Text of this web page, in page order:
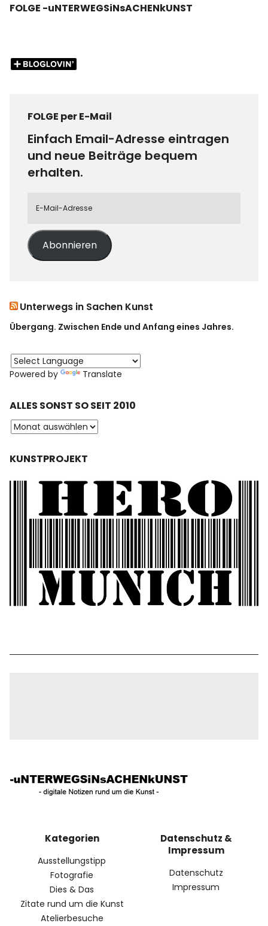
FOLGE -uNTERWEGSiNsACHENkUNST
FOLGE per E-Mail
Einfach Email-Adresse eintragen
und neue Beiträge bequem
erhalten.
Abonnieren
Unterwegs in Sachen Kunst
Übergang. Zwischen Ende und Anfang eines Jahres.
Powered by Translate
ALLES SONST SO SEIT 2010
KUNSTPROJEKT
Kategorien
Ausstellungstipp
Fotografie
Dies & Das
Zitate rund um die Kunst
Atelierbesuche
Datenschutz &
Impressum
Datenschutz
Impressum